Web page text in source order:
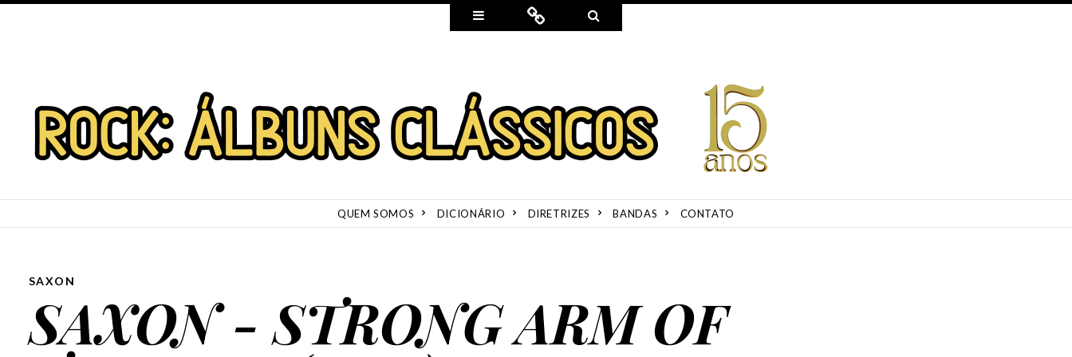
Widgets ConnectSearch
QUEM SOMOS DICIONÁRIO DIRETRIZES BANDAS CONTATO
SAXON
SAXON - STRONG ARM OF